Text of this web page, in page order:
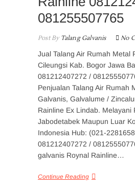
081255507765
Post ByTalang Galvanis No
Jual Talang Air Rumah Metal
Cileungsi Kab. Bogor Jawa
081212407272 /
Penjualan Talang Air Rumah
Galvanis, Galvalume /
Rainline Ex Lindab. Melayani
Jabodetabek Maupun Luar
Indonesia Hub: (021-
081212407272 /
galvanis Roynal Rainline…
Continue Reading